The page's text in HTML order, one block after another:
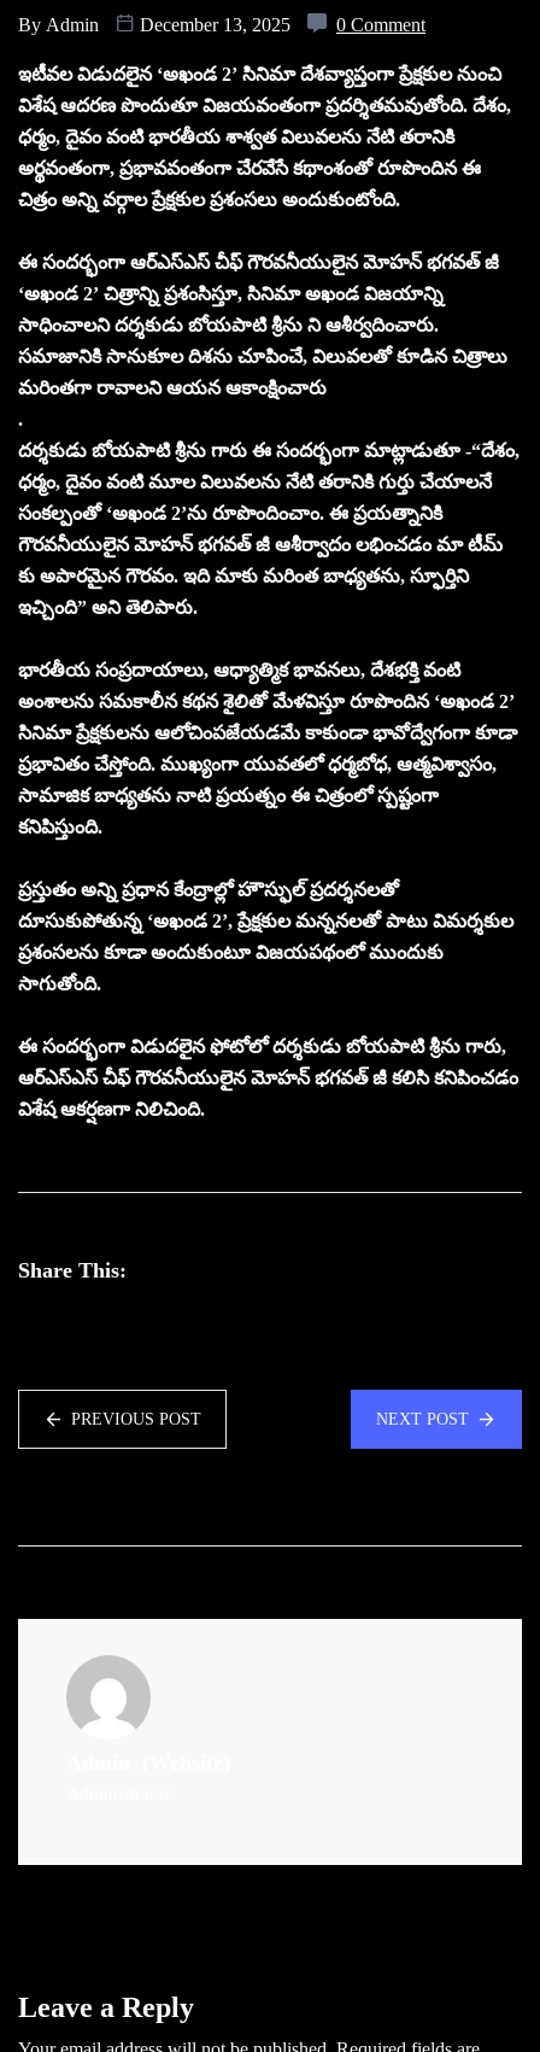
By Admin December 13, 2025 0 Comment
ఇటీవల విడుదలైన ‘అఖండ 2’ సినిమా దేశవ్యాప్తంగా ప్రేక్షకుల నుంచి
విశేష ఆదరణ పొందుతూ విజయవంతంగా ప్రదర్శితమవుతోంది. దేశం,
ధర్మం, దైవం వంటి భారతీయ శాశ్వత విలువలను నేటి తరానికి
అర్థవంతంగా, ప్రభావవంతంగా చేరవేసే కథాంశంతో రూపొందిన ఈ
చిత్రం అన్ని వర్గాల ప్రేక్షకుల ప్రశంసలు అందుకుంటోంది.
ఈ సందర్భంగా ఆర్ఎస్ఎస్ చీఫ్ గౌరవనీయులైన మోహన్ భగవత్ జీ
‘అఖండ 2’ చిత్రాన్ని ప్రశంసిస్తూ, సినిమా అఖండ విజయాన్ని
సాధించాలని దర్శకుడు బోయపాటి శ్రీను ని ఆశీర్వదించారు.
సమాజానికి సానుకూల దిశను చూపించే, విలువలతో కూడిన చిత్రాలు
మరింతగా రావాలని ఆయన ఆకాంక్షించారు
.
దర్శకుడు బోయపాటి శ్రీను గారు ఈ సందర్భంగా మాట్లాడుతూ -“దేశం,
ధర్మం, దైవం వంటి మూల విలువలను నేటి తరానికి గుర్తు చేయాలనే
సంకల్పంతో ‘అఖండ 2’ను రూపొందించాం. ఈ ప్రయత్నానికి
గౌరవనీయులైన మోహన్ భగవత్ జీ ఆశీర్వాదం లభించడం మా టీమ్
కు అపారమైన గౌరవం. ఇది మాకు మరింత బాధ్యతను, స్ఫూర్తిని
ఇచ్చింది” అని తెలిపారు.
భారతీయ సంప్రదాయాలు, ఆధ్యాత్మిక భావనలు, దేశభక్తి వంటి
అంశాలను సమకాలీన కథన శైలితో మేళవిస్తూ రూపొందిన ‘అఖండ 2’
సినిమా ప్రేక్షకులను ఆలోచింపజేయడమే కాకుండా భావోద్వేగంగా కూడా
ప్రభావితం చేస్తోంది. ముఖ్యంగా యువతలో ధర్మబోధ, ఆత్మవిశ్వాసం,
సామాజిక బాధ్యతను నాటి ప్రయత్నం ఈ చిత్రంలో స్పష్టంగా
కనిపిస్తుంది.
ప్రస్తుతం అన్ని ప్రధాన కేంద్రాల్లో హౌస్ఫుల్ ప్రదర్శనలతో
దూసుకుపోతున్న ‘అఖండ 2’, ప్రేక్షకుల మన్ననలతో పాటు విమర్శకుల
ప్రశంసలను కూడా అందుకుంటూ విజయపథంలో ముందుకు
సాగుతోంది.
ఈ సందర్భంగా విడుదలైన ఫోటోలో దర్శకుడు బోయపాటి శ్రీను గారు,
ఆర్ఎస్ఎస్ చీఫ్ గౌరవనీయులైన మోహన్ భగవత్ జీ కలిసి కనిపించడం
విశేష ఆకర్షణగా నిలిచింది.
Share This:
PREVIOUS POST NEXT POST
Leave a Reply